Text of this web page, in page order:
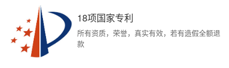
18项国家专利
所有资质，荣誉，真实有效，若有造假全额退
款